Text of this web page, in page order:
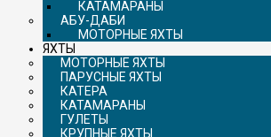
КАТАМАРАНЫ
АБУ-ДАБИ
МОТОРНЫЕ ЯХТЫ
ЯХТЫ
МОТОРНЫЕ ЯХТЫ
ПАРУСНЫЕ ЯХТЫ
КАТЕРА
КАТАМАРАНЫ
ГУЛЕТЫ
КРУПНЫЕ ЯХТЫ